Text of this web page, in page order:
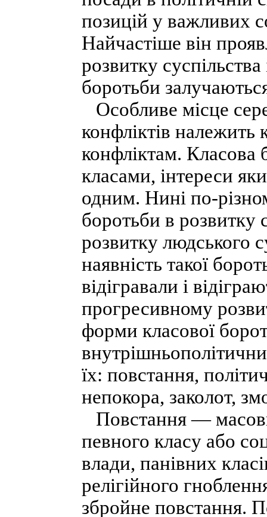
позицій у важливих
Найчастіше він
розвитку
боротьби
Особливе місце
конфліктів
конфліктам.
класами, інтереси
одним. Нині по-
боротьби в розвитку
розвитку людського
наявність такої
відігравали і
прогресивному
форми класової
їх: повстання,
непокора, заколот,
Повстання —
певного класу або
влади, панівних
релігійного
збройне повстання.